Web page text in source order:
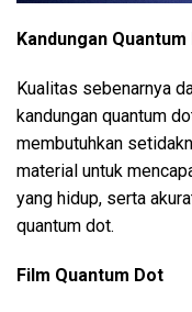
Kandungan Quantum
Kualitas sebenarnya
kandungan quantum
membutuhkan
material untuk
yang hidup, serta
quantum dot.
Film Quantum Dot